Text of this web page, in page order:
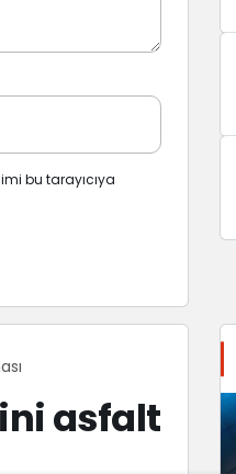
bu tarayıcıya
asfalt